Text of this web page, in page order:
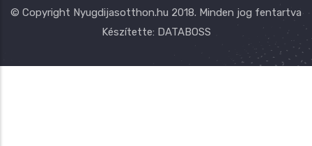
© Copyright Nyugdijasotthon.hu 2018. Minden jog fentartva
Készítette: DATABOSS